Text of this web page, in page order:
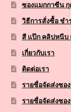
ซองแมกกาซีน
วิธีการสั่งซื้อ ชำ
สี แป๊ก คลิปหนีบ
เกี่ยวกับเรา
ติดต่อเรา
รายชื่อจัดส่งซอง
รายชื่อจัดส่งซอ